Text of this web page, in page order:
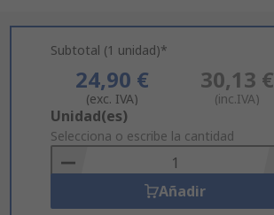
Subtotal (1 unidad)*
24,90 €
(exc. IVA)
30,13 €
(inc.IVA)
Add
to
Basket
Unidad(es)
Selecciona o escribe la cantidad
Añadir